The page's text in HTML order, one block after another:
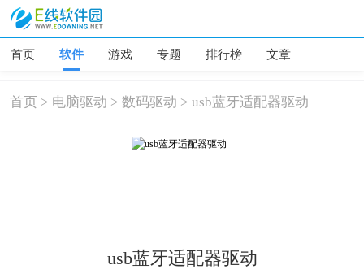
首页 软件 游戏 专题 排行榜 文章
首页 > 电脑驱动 >数码驱动 >usb蓝牙适配器驱动
usb蓝牙适配器驱动